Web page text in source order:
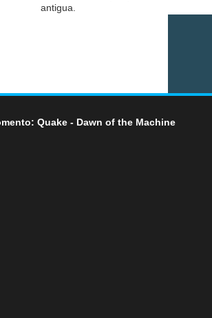
antigua.
Quake - Dawn of the Machine